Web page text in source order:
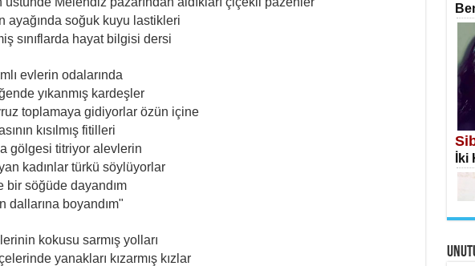
ayağında soğuk kuyu lastikleri
sınıflarda hayat bilgisi dersi
evlerin odalarında
yıkanmış kardeşler
toplamaya gidiyorlar özün içine
kısılmış fitilleri
gölgesi titriyor alevlerin
kadınlar türkü söylüyorlar
bir söğüde dayandım
dallarına boyandım"
kokusu sarmış yolları
yanakları kızarmış kızlar
İki